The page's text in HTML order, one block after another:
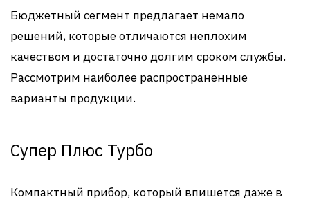
Бюджетный сегмент предлагает немало
решений, которые отличаются неплохим
качеством и достаточно долгим сроком службы.
Рассмотрим наиболее распространенные
варианты продукции.
Супер Плюс Турбо
Компактный прибор, который впишется даже в